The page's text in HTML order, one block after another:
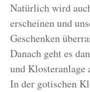
Natürlich wird
erscheinen und
Geschenken
Danach geht es
und Klosteranlage
In der gotischen